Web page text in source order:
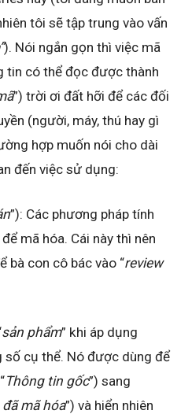
tôi sẽ tập trung vào vấn
). Nói ngắn gọn thì việc mã
tin có thể đọc được thành
”) trời ơi đất hỡi để các đối
(người, máy, thú hay gì
hợp muốn nói cho dài
đến việc sử dụng:
”): Các phương pháp tính
mã hóa. Cái này thì nên
bà con cô bác vào “review
sản phẩm” khi áp dụng
số cụ thể. Nó được dùng để
Thông tin gốc”) sang
mã hóa”) và hiển nhiên